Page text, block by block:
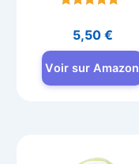
4.8
sur 5
5,50 €
Voir sur Amazon